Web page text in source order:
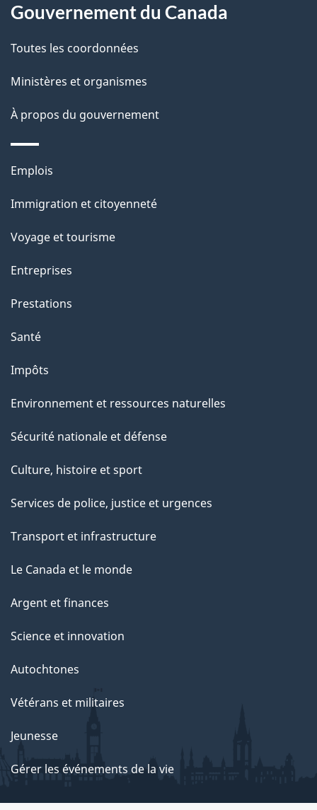
i
l
s
d
e
l
a
p
a
g
e
propos
de
ce
site
Gouvernement du Canada
Toutes les coordonnées
Ministères et organismes
À propos du gouvernement
Thèmes
sujets
Emplois
Immigration et citoyenneté
Voyage et tourisme
Entreprises
Prestations
Santé
Impôts
Environnement et ressources naturelles
Sécurité nationale et défense
Culture, histoire et sport
Services de police, justice et urgences
Transport et infrastructure
Le Canada et le monde
Argent et finances
Science et innovation
Autochtones
Vétérans et militaires
Jeunesse
Gérer les événements de la vie